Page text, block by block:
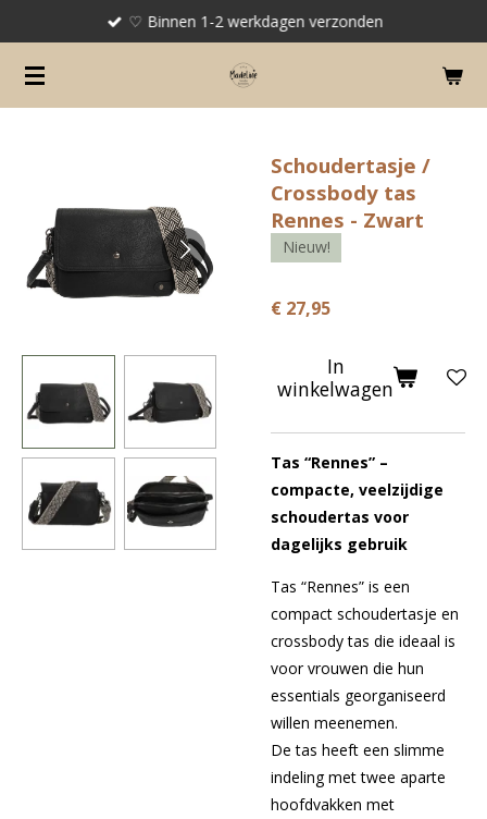
naar
de
♡ Binnen 1-2 werkdagen verzonden
Schoudertasje /
Crossbody tas
Rennes - Zwart
Nieuw!
€ 27,95
In
winkelwagen
Tas “Rennes” –
compacte, veelzijdige
schoudertas voor
dagelijks gebruik
Tas “Rennes” is een
compact schoudertasje en
crossbody tas die ideaal is
voor vrouwen die hun
essentials georganiseerd
willen meenemen.
De tas heeft een slimme
indeling met twee aparte
hoofdvakken met